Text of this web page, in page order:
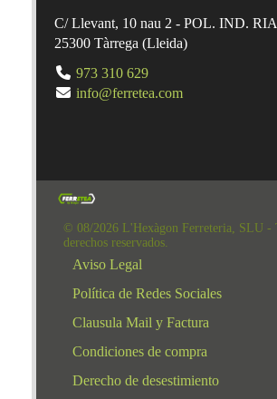
C/ Llevant, 10 nau 2 - POL. IND.
25300 Tàrrega (Lleida)
973 310 629
info@ferretea.com
© 08/2026 L'Hexàgon Ferreteria, SLU -
derechos reservados.
Aviso Legal
Política de Redes Sociales
Clausula Mail y Factura
Condiciones de compra
Derecho de desestimiento